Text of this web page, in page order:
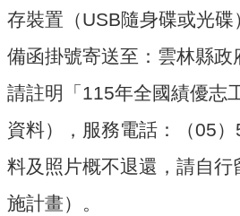
林
縣
政
府
雲
林
縣
府
存裝置（USB隨身碟或光
備函掛號寄送至：雲林縣政
請註明「115年全國績優志
資料），服務電話：（05
料及照片概不退還，請自行
施計畫）。